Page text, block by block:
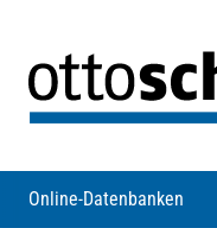
Online-Datenbanken